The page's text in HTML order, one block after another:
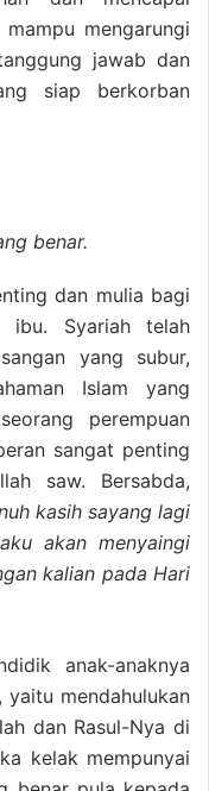
mengarungi
jawab dan
siap berkorban
benar.
dan mulia bagi
ibu. Syariah telah
yang subur,
Islam yang
perempuan
sangat penting
saw. Bersabda,
kasih sayang lagi
akan menyaingi
kalian pada Hari
anak-anaknya
mendahulukan
dan Rasul-Nya di
kelak mempunyai